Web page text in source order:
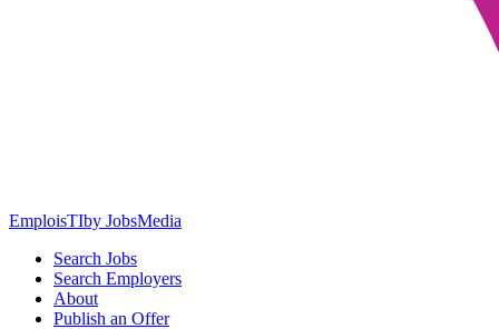
EmploisTIby JobsMedia
Search Jobs
Search Employers
About
Publish an Offer